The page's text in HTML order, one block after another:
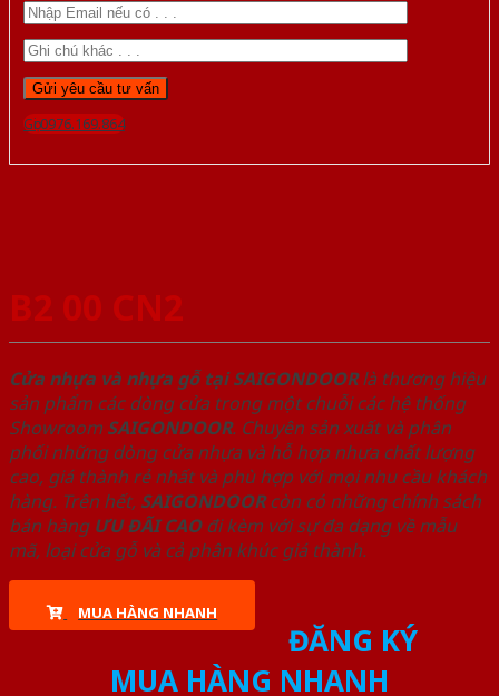
Gọi 0976.169.864
B2 00 CN2
Cửa nhựa và nhựa gỗ tại SAIGONDOORlà thương hiệu
sản phẩm các dòng cửa trong một chuỗi các hệ thống
Showroom SAIGONDOOR. Chuyên sản xuất và phân
phối những dòng cửa nhựa và hỗ hợp nhựa chất lượng
cao, giá thành rẻ nhất và phù hợp với mọi nhu cầu khách
hàng. Trên hết, SAIGONDOORcòn có những chính sách
bán hàng ƯU ĐÃI CAOđi kèm với sự đa dạng về mẫu
mã, loại cửa gỗ và cả phân khúc giá thành.
MUA HÀNG NHANH
ĐĂNG KÝ
MUA HÀNG NHANH